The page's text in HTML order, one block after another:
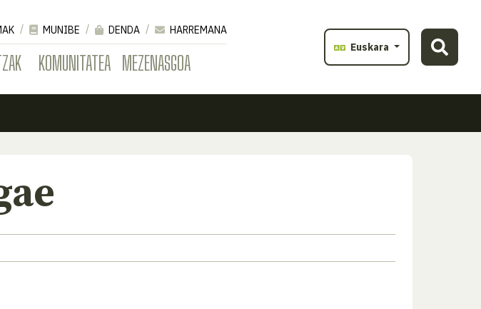
KOMUNITATEA MEZENASGOA
MUNIBE DENDA
HARREMANA
Euskara